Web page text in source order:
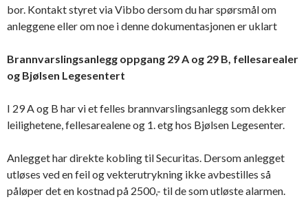
bor. Kontakt styret via Vibbo dersom du har spørsmål om
anleggene eller om noe i denne dokumentasjonen er uklart
Brannvarslingsanlegg oppgang 29 A og 29 B, fellesarealer
og Bjølsen Legesentert
I 29 A og B har vi et felles brannvarslingsanlegg som dekker
leilighetene, fellesarealene og 1. etg hos Bjølsen Legesenter.
Anlegget har direkte kobling til Securitas. Dersom anlegget
utløses ved en feil og vekterutrykning ikke avbestilles så
påløper det en kostnad på 2500,- til de som utløste alarmen.